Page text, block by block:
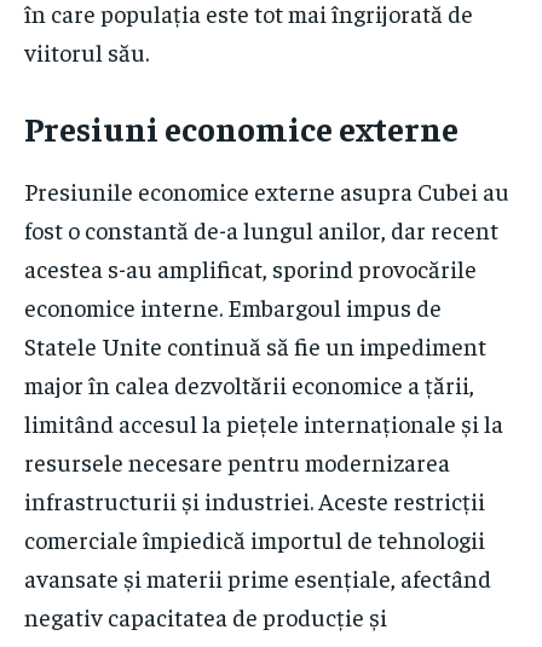
în care populația este tot mai îngrijorată de
viitorul său.
Presiuni economice externe
Presiunile economice externe asupra Cubei au
fost o constantă de-a lungul anilor, dar recent
acestea s-au amplificat, sporind provocările
economice interne. Embargoul impus de
Statele Unite continuă să fie un impediment
major în calea dezvoltării economice a țării,
limitând accesul la piețele internaționale și la
resursele necesare pentru modernizarea
infrastructurii și industriei. Aceste restricții
comerciale împiedică importul de tehnologii
avansate și materii prime esențiale, afectând
negativ capacitatea de producție și